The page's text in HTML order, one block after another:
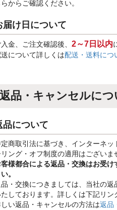
からご確認ください。
届け日について
金、ご注文確認後、 2～7日以内
について詳しくは配送・送料につ
返品・キャンセルにつ
品について
商取引法に基づき、インターネ
ング・オフ制度の適用はございま
様都合による返品・交換はお受
。
・交換につきましては、当社の
しております。詳しくは下記リン
い返品・キャンセルの方法は返品